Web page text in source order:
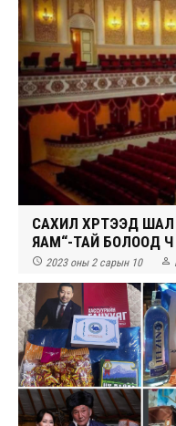
САХИЛ ХҮРТЭЭД
ЯАМ“-ТАЙ БОЛООД Ч
 2023 оны 2 сарын 10 